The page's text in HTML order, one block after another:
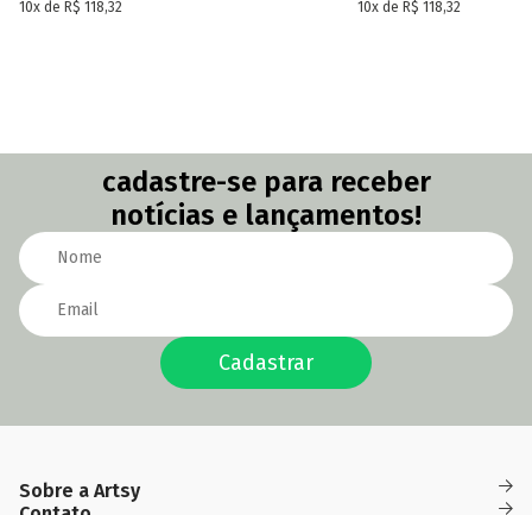
10x de R$ 118,32 10x de R$ 118,32
cadastre-se para receber
notícias e lançamentos!
Cadastrar
Sobre a Artsy
(82)
(82)